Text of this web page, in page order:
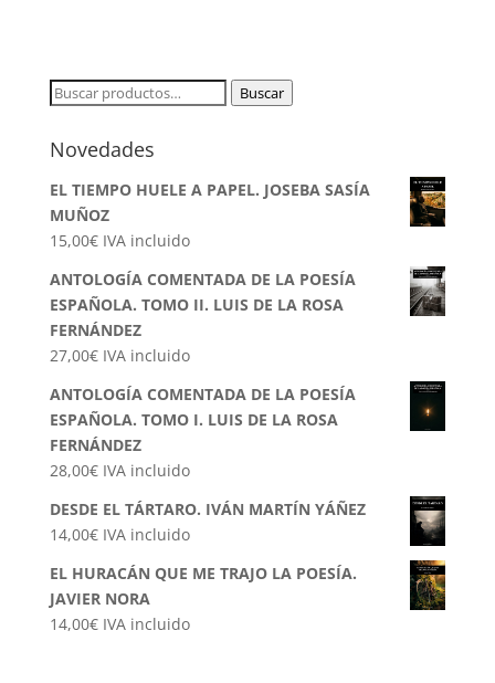
Buscar
Buscar
Novedades
EL TIEMPO HUELE A PAPEL. JOSEBA SASÍA
MUÑOZ
15,00€ IVA incluido
ANTOLOGÍA COMENTADA DE LA POESÍA
ESPAÑOLA. TOMO II. LUIS DE LA ROSA
FERNÁNDEZ
27,00€ IVA incluido
ANTOLOGÍA COMENTADA DE LA POESÍA
ESPAÑOLA. TOMO I. LUIS DE LA ROSA
FERNÁNDEZ
28,00€ IVA incluido
DESDE EL TÁRTARO. IVÁN MARTÍN YÁÑEZ
14,00€ IVA incluido
EL HURACÁN QUE ME TRAJO LA POESÍA.
JAVIER NORA
14,00€ IVA incluido